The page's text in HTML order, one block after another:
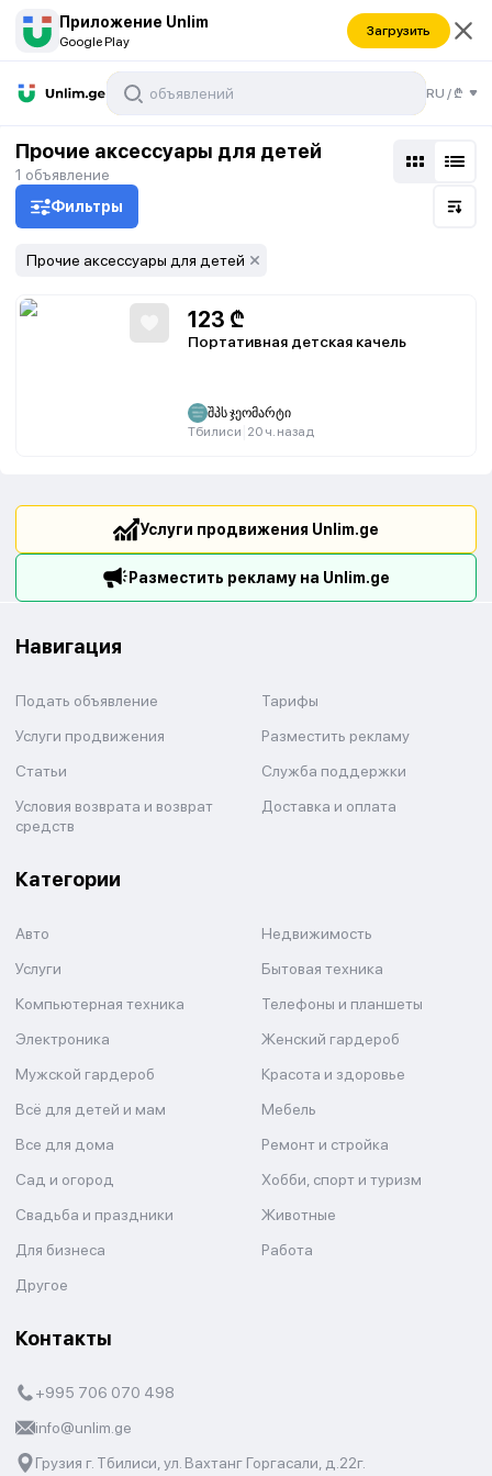
Приложение Unlim
Google Play
Загрузить
RU /₾
Прочие аксессуары для детей
1 объявление
Фильтры
Прочие аксессуары для детей
123 ₾
Портативная детская качель
შპს ჯეომარტი
Тбилиси 20 ч. назад
Услуги продвижения Unlim.ge
Разместить рекламу на Unlim.ge
Навигация
Подать объявление
Тарифы
Услуги продвижения
Разместить рекламу
Статьи
Служба поддержки
Условия возврата и возврат
средств
Доставка и оплата
Категории
Авто
Недвижимость
Услуги
Бытовая техника
Компьютерная техника
Телефоны и планшеты
Электроника
Женский гардероб
Мужской гардероб
Красота и здоровье
Всё для детей и мам
Мебель
Все для дома
Ремонт и стройка
Сад и огород
Хобби, спорт и туризм
Свадьба и праздники
Животные
Для бизнеса
Работа
Другое
Контакты
+995 706 070 498
info@unlim.ge
Грузия г. Тбилиси, ул. Вахтанг Горгасали, д.22г.